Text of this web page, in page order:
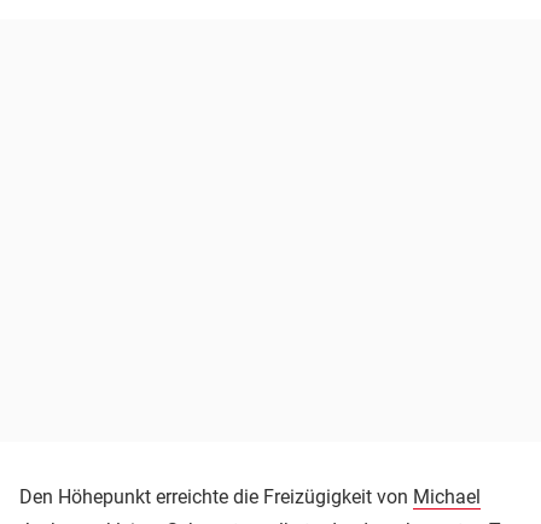
Den Höhepunkt erreichte die Freizügigkeit von Michael